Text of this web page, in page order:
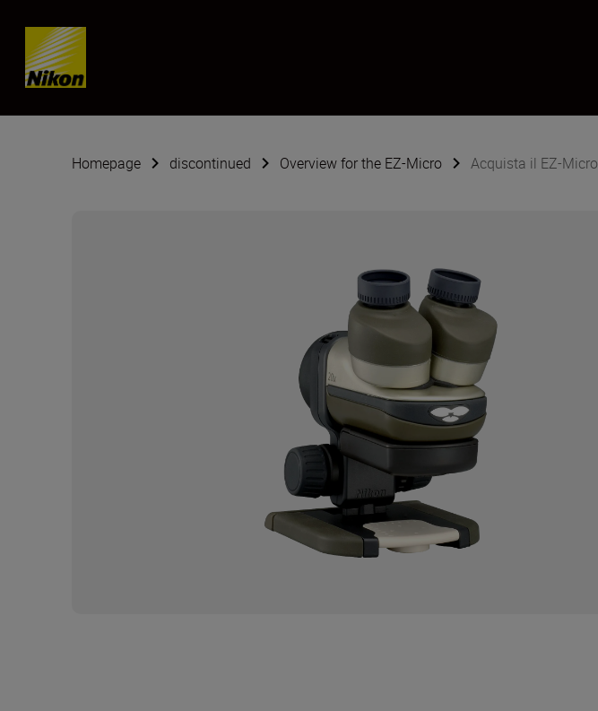
Skip content
Homepage discontinued Overview for the EZ-Micro Acquista il EZ-Micro